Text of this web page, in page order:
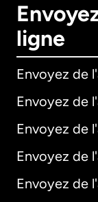
ligne
Envoyez de
Envoyez de
Envoyez de
Envoyez de
Envoyez de